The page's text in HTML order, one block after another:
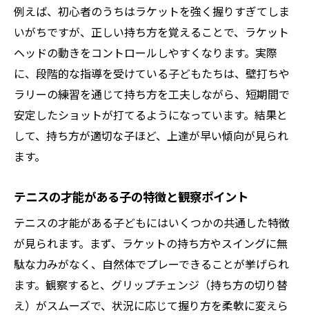
例えば、初心者のうちはラケットを強く握りすぎてしま
いがちですが、正しい持ち方を覚えることで、ラケット
ヘッドの動きをコントロールしやすくなります。実際
に、段階的な指導を受けている子どもたちは、壁打ちや
ラリーの練習を通じて持ち方を工夫しながら、短期間で
安定したショットが打てるようになっています。結果と
して、持ち方が適切な子ほど、上達が早い傾向が見られ
ます。
テニスの才能がある子の特徴と観察ポイント
テニスの才能がある子どもにはいくつかの共通した特徴
が見られます。まず、ラケットの持ち方やスイングに無
駄な力みがなく、自然体でプレーできることが挙げられ
ます。観察すると、グリップチェンジ（持ち方の切り替
え）がスムーズで、状況に応じて握り方を柔軟に変えら